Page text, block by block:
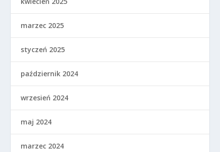
marzec 2025
styczeń 2025
październik 2024
wrzesień 2024
maj 2024
marzec 2024